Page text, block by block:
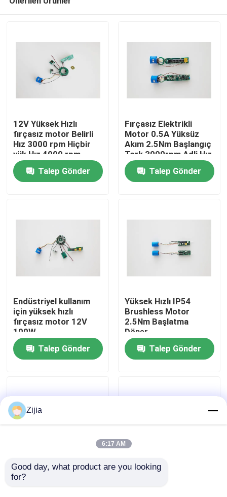
Hakkımızda
Fabrika turu
Bize Ulaşın
Bir teklif isteği
12V Yüksek Hızlı
fırçasız motor Belirli
Hız 3000 rpm Hiçbir
yük Hız 4000 rpm
Talep Gönder
Fırçasız Elektrikli
Motor 0.5A Yüksüz
Akım 2.5Nm Başlangıç
Tork 3000rpm Adli Hız
Talep Gönder
Endüstriyel kullanım
için yüksek hızlı
fırçasız motor 12V
100W
Talep Gönder
Yüksek Hızlı IP54
Brushless Motor
2.5Nm Başlatma
Döner
Talep Gönder
Endüstriyel kullanım
Zijia
6:17 AM
Good day, what product are you looking
for?